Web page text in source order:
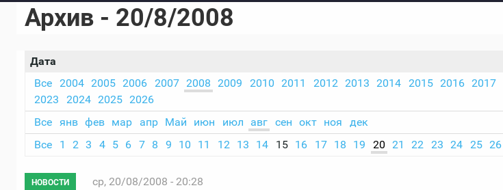
Архив - 20/8/2008
Дата
Все
2004 2005 2006 2007 2008 2009 2010 2011 2012 2013 2014 2015 2016 2017
2023
2024 2025 2026
Все янв фев мар апр Май июн июл авг сен окт ноя
дек
Все
1 2 3 4 5 6 7 8 9 10 11 12 13 14 15 16 17 18 19 20 21 22 23 24 25 26
НОВОСТИ ср, 20/08/2008 - 20:28